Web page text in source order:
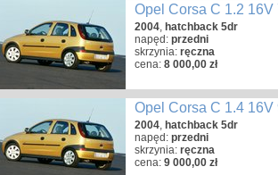
Opel Corsa C 1.2 16V
2004, hatchback 5dr
napęd: przedni
skrzynia: ręczna
cena: 8 000,00 zł
Opel Corsa C 1.4 16V
2004, hatchback 5dr
napęd: przedni
skrzynia: ręczna
cena: 9 000,00 zł